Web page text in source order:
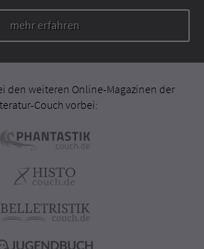
mehr erfahren
den weiteren Online-Magazinen der
Couch vorbei: